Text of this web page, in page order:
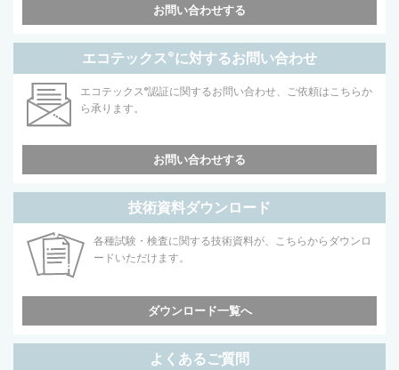
お問い合わせする
エコテックス®に対するお問い合わせ
エコテックス®認証に関するお問い合わせ、ご依頼はこちらか
ら承ります。
お問い合わせする
技術資料ダウンロード
各種試験・検査に関する技術資料が、こちらからダウンロ
ードいただけます。
ダウンロード一覧へ
よくあるご質問